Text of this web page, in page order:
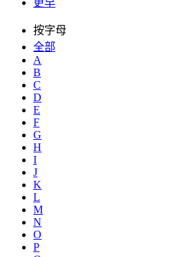
更早
按字母
全部
A
B
C
D
E
F
G
H
I
J
K
L
M
N
O
P